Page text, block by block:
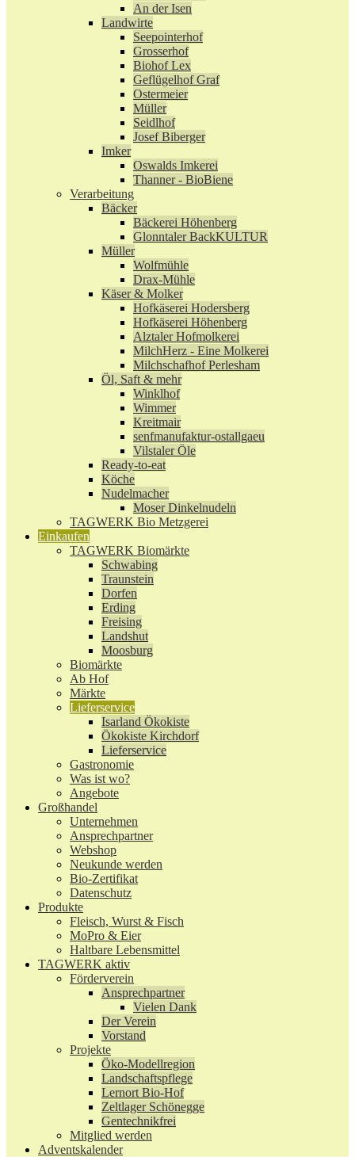
An der Isen
Landwirte
Seepointerhof
Grosserhof
Biohof Lex
Geflügelhof Graf
Ostermeier
Müller
Seidlhof
Josef Biberger
Imker
Oswalds Imkerei
Thanner - BioBiene
Verarbeitung
Bäcker
Bäckerei Höhenberg
Glonntaler BackKULTUR
Müller
Wolfmühle
Drax-Mühle
Käser & Molker
Hofkäserei Hodersberg
Hofkäserei Höhenberg
Alztaler Hofmolkerei
MilchHerz - Eine Molkerei
Milchschafhof Perlesham
Öl, Saft & mehr
Winklhof
Wimmer
Kreitmair
senfmanufaktur-ostallgaeu
Vilstaler Öle
Ready-to-eat
Köche
Nudelmacher
Moser Dinkelnudeln
TAGWERK Bio Metzgerei
Einkaufen
TAGWERK Biomärkte
Schwabing
Traunstein
Dorfen
Erding
Freising
Landshut
Moosburg
Biomärkte
Ab Hof
Märkte
Lieferservice
Isarland Ökokiste
Ökokiste Kirchdorf
Lieferservice
Gastronomie
Was ist wo?
Angebote
Großhandel
Unternehmen
Ansprechpartner
Webshop
Neukunde werden
Bio-Zertifikat
Datenschutz
Produkte
Fleisch, Wurst & Fisch
MoPro & Eier
Haltbare Lebensmittel
TAGWERK aktiv
Förderverein
Ansprechpartner
Vielen Dank
Der Verein
Vorstand
Projekte
Öko-Modellregion
Landschaftspflege
Lernort Bio-Hof
Zeltlager Schönegge
Gentechnikfrei
Mitglied werden
Adventskalender